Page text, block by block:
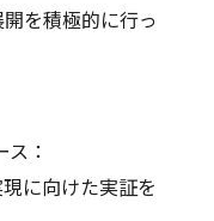
を積極的に行っ
：
に向けた実証を